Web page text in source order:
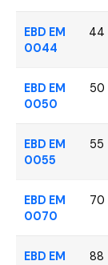
EBD EM
0044
44
EBD EM
0050
50
EBD EM
0055
55
EBD EM
0070
70
EBD EM
88